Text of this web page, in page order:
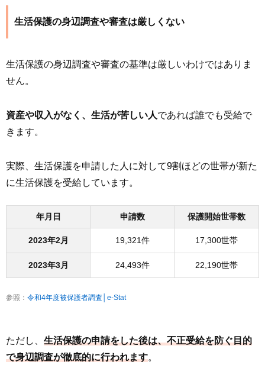
生活保護の身辺調査や審査は厳しくない
生活保護の身辺調査や審査の基準は厳しいわけではありま
せん。
資産や収入がなく、生活が苦しい人であれば誰でも受給で
きます。
実際、生活保護を申請した人に対して9割ほどの世帯が新た
に生活保護を受給しています。
年月日 申請数 保護開始世帯数
2023年2月 19,321件 17,300世帯
2023年3月 24,493件 22,190世帯
参照： 令和4年度被保護者調査│e-Stat
ただし、 生活保護の申請をした後は、不正受給を防ぐ目的
で身辺調査が徹底的に行われます。